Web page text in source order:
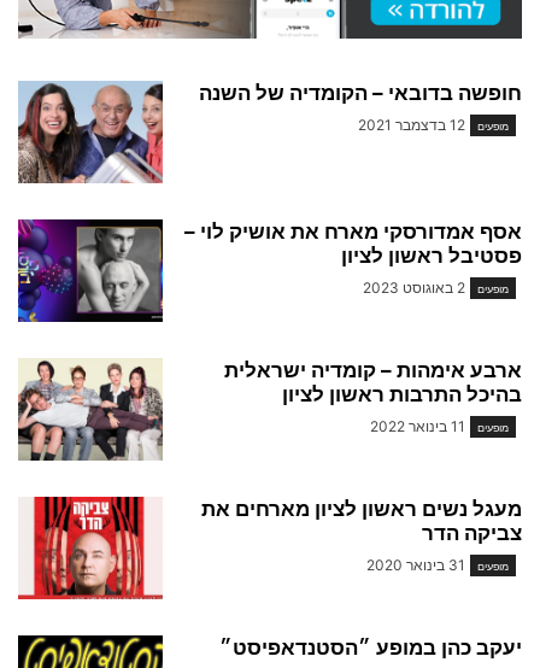
חופשה בדובאי – הקומדיה של השנה
מופעים 12 בדצמבר 2021
אסף אמדורסקי מארח את אושיק לוי –
פסטיבל ראשון לציון
מופעים 2 באוגוסט 2023
ארבע אימהות – קומדיה ישראלית
בהיכל התרבות ראשון לציון
מופעים 11 בינואר 2022
מעגל נשים ראשון לציון מארחים את
צביקה הדר
מופעים 31 בינואר 2020
יעקב כהן במופע ״הסטנדאפיסט״